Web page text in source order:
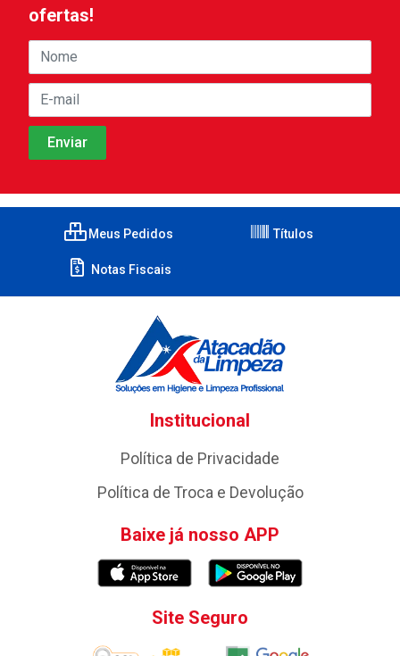
ofertas!
Meus Pedidos Títulos
Notas Fiscais
Institucional
Política de Privacidade
Política de Troca e Devolução
Baixe já nosso APP
Site Seguro